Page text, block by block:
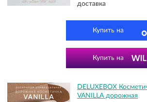
доставка
Купить на
Купить на
DELUXEBOX
VANILLA дорожная